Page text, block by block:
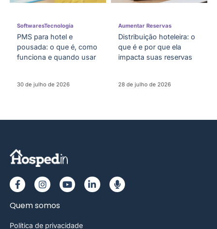
SoftwaresTecnologia
PMS para hotel e
pousada: o que é, como
funciona e quando usar
30 de julho de 2026
Aumentar Reservas
Distribuição hoteleira: o
que é e por que ela
impacta suas reservas
28 de julho de 2026
Quem somos
Política de privacidade